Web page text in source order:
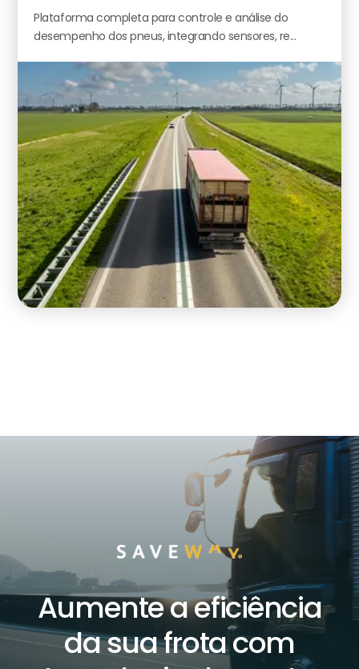
Plataforma completa para controle e análise do
desempenho dos pneus, integrando sensores, re...
Aumente a eficiência
da sua frota com